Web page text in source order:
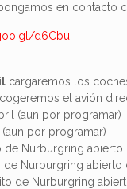
en contacto
d6Cbui
cargaremos los
el avión
(aun por programar)
por programar)
de Nurburgring abierto
de Nurburgring abierto
de Nurburgring